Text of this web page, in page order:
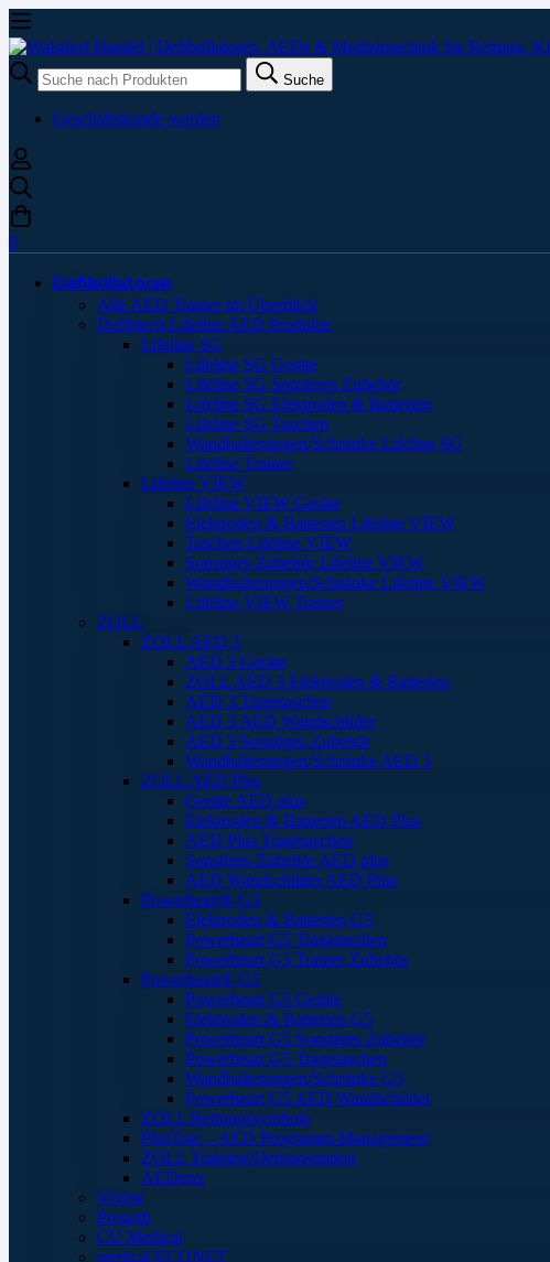
Suche
nach:
Suche
Geschäftskunde werden
0
Defibrillatoren
Alle AED Trainer im Überblick
Defibtech Lifeline AED Produkte
Lifeline SG
Lifeline SG Geräte
Lifeline SG Sonstiges Zubehör
Lifeline SG Elektroden & Batterien
Lifeline SG Taschen
Wandhalterungen/Schränke Lifeline SG
Lifeline Trainer
Lifeline VIEW
Lifeline VIEW Geräte
Elektroden & Batterien Lifeline VIEW
Taschen Lifeline VIEW
Sonstiges Zubehör Lifeline VIEW
Wandhalterungen/Schränke Lifeline VIEW
Lifeline VIEW Trainer
ZOLL
ZOLL AED 3
AED 3 Geräte
ZOLL AED 3 Elektroden & Batterien
AED 3 Tragetaschen
AED 3 AED Wandschilder
AED 3 Sonstiges Zubehör
Wandhalterungen/Schränke AED 3
ZOLL AED Plus
Geräte AED plus
Elektroden & Batterien AED Plus
AED Plus Tragetaschen
Sonstiges Zubehör AED plus
AED Wandschilder AED Plus
Powerheart® G3
Elektroden & Batterien G3
Powerheart G5 Tragetaschen
Powerheart G3 Trainer Zubehör
Powerheart® G5
Powerheart G5 Geräte
Elektroden & Batterien G5
Powerheart G5 Sonstiges Zubehör
Powerheart G5 Tragetaschen
Wandhalterungen/Schränke G5
Powerheart G5 AED Wandschilder
ZOLL Rettungssymbole
PlusTrac – AED Programm-Management
ZOLL Training/Demonstration
AEDtrax
ViVest
Progetti
CU Medical
medical ECONET